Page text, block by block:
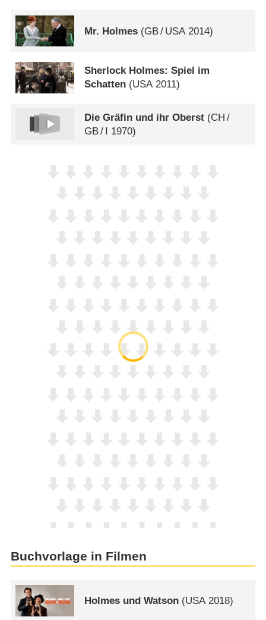
Mr. Holmes (GB/ USA 2014)
Sherlock Holmes: Spiel im
Schatten (USA2011)
Die Gräfin und ihr Oberst (CH /
GB/ I 1970)
Buchvorlage in Filmen
Holmes und Watson (USA2018)